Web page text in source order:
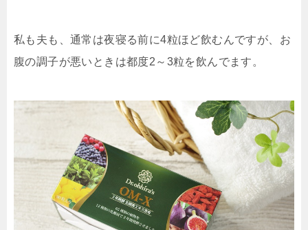
私も夫も、通常は夜寝る前に4粒ほど飲むんですが、お
腹の調子が悪いときは都度2～3粒を飲んでます。